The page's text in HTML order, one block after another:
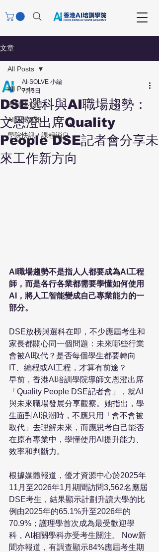
文章
All Posts
導師隨心想
AI新聞資訊
學院快訊 / 課程消息
All Posts
DSE選科與AI職場趨勢：
文恩澄出席Quality
People DSE記者會分享未
來工作新方向
AI-SOLVE 小編
7月9日
AI職場趨勢不是指人人都要成為AI工程
師，而是各行各業都需要學懂如何使用
AI，將人工智能變成自己專業能力的一
部分。
DSE放榜與選科在即，不少應屆考生和
家長都關心同一個問題：未來哪些行業
會被AI取代？是否每個學生都要轉向
IT、編程或AI工程，才算有前途？
早前，香港AI培訓學院導師文恩澄出席
「Quality People DSE記者會」，就AI
與未來職場發展分享觀察。她指出，學
生面對AI浪潮時，不應只用「會不會被
取代」去理解未來，而應思考自己能否
在原有專業中，學懂使用AI提升能力、
效率和判斷力。
根據媒體報道，優才資源中心於2025年
11月至2026年1月期間訪問3,562名應屆
DSE考生，結果顯示計劃升讀大學的比
例由2025年的65.1%升至2026年的
70.9%；護理學首次成為最受歡迎學
科，AI相關學科亦受考生關注。 Now新
聞亦報道，有調查顯示84%應屆考生期